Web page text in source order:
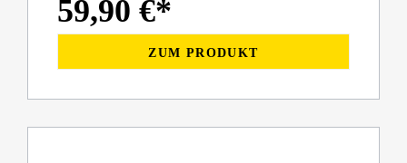
59,90 €*
ZUM PRODUKT